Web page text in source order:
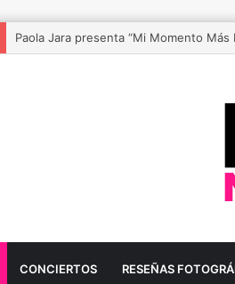
Vibra Fest 2026, el Festival de música
CONCIERTOS RESEÑAS